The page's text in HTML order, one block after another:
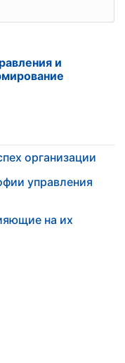
и
организации
управления
на их